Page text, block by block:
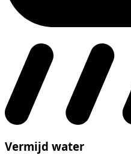
Vermijd water